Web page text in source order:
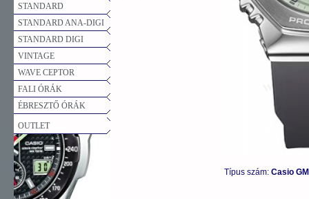
STANDARD
STANDARD ANA-DIGI
STANDARD DIGI
VINTAGE
WAVE CEPTOR
FALI ÓRÁK
ÉBRESZTŐ ÓRÁK
OUTLET
Típus szám: Casio